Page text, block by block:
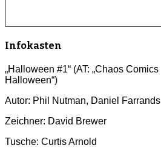
Infokasten
„Halloween #1“ (AT: „Chaos Comics
Halloween“)
Autor: Phil Nutman, Daniel Farrands
Zeichner: David Brewer
Tusche: Curtis Arnold